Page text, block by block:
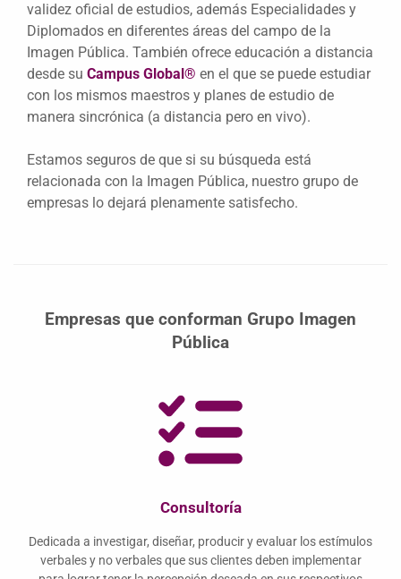
validez oficial de estudios, además Especialidades y
Diplomados en diferentes áreas del campo de la
Imagen Pública. También ofrece educación a distancia
desde su Campus Global® en el que se puede estudiar
con los mismos maestros y planes de estudio de
manera sincrónica (a distancia pero en vivo).
Estamos seguros de que si su búsqueda está
relacionada con la Imagen Pública, nuestro grupo de
empresas lo dejará plenamente satisfecho.
Empresas que conforman Grupo Imagen
Pública
Consultoría
Dedicada a investigar, diseñar, producir y evaluar los estímulos
verbales y no verbales que sus clientes deben implementar